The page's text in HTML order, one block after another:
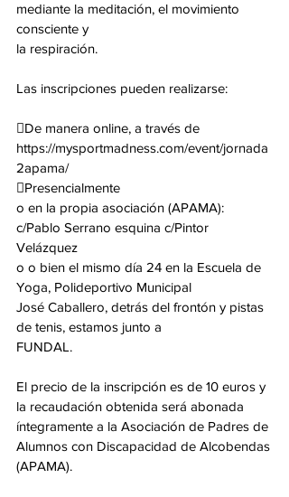
mediante la meditación, el movimiento
consciente y
la respiración.
Las inscripciones pueden realizarse:
De manera online, a través de
https://mysportmadness.com/event/jornada
2apama/
Presencialmente
o en la propia asociación (APAMA):
c/Pablo Serrano esquina c/Pintor
Velázquez
o o bien el mismo día 24 en la Escuela de
Yoga, Polideportivo Municipal
José Caballero, detrás del frontón y pistas
de tenis, estamos junto a
FUNDAL.
El precio de la inscripción es de 10 euros y
la recaudación obtenida será abonada
íntegramente a la Asociación de Padres de
Alumnos con Discapacidad de Alcobendas
(APAMA).